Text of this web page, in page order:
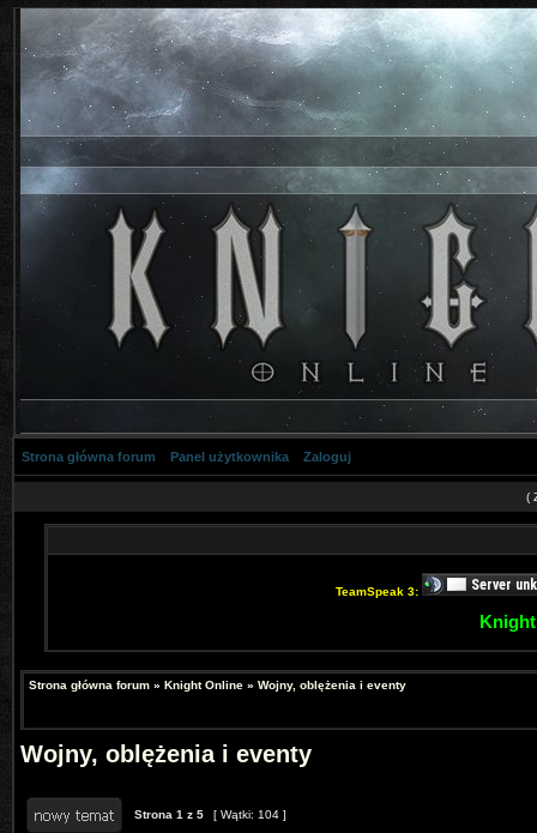
Strona główna forum Panel użytkownika Zaloguj
(
TeamSpeak 3:
Strona główna forum » Knight Online » Wojny, oblężenia i eventy
Wojny, oblężenia i eventy
Strona 1 z 5 [ Wątki: 104 ]